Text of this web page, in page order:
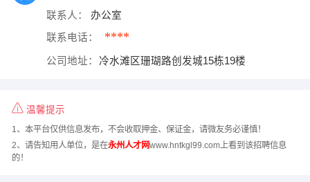
联系人： 办公室
联系电话： ****
公司地址： 冷水滩区珊瑚路创发城15栋19楼
温馨提示
1、本平台仅供信息发布，不会收取押金、保证金，请微友务必谨慎！
2、请告知用人单位，是在永州人才网www.hntkgl99.com上看到该招聘信息
的！